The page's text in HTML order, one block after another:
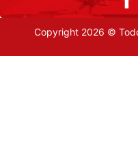
Copyright 2026 ©